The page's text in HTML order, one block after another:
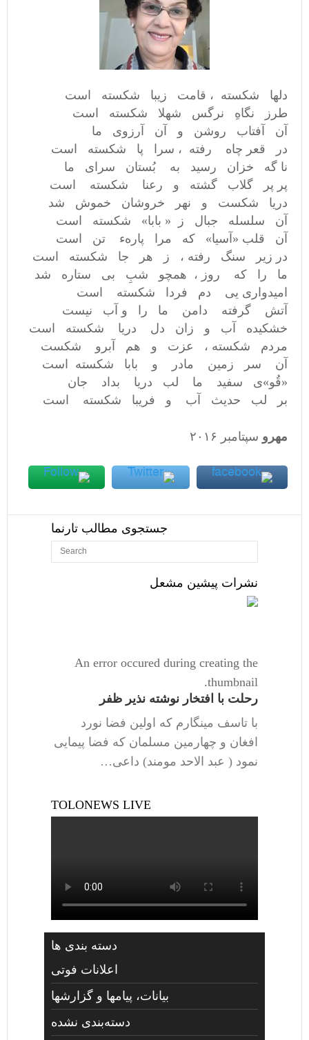
دلها شکسته ، قامت زیبا شکسته است
طرز نگاهِ نرگس شهلا شکسته است
آن آفتاب روشن و آن آرزوی ما
در قعر چاه رفته ، سرا پا شکسته است
نا گه خزان رسید به بُستان سرای ما
پر پر گلاب گشته و رعنا شکسته است
دریا شکست و نهر خروشان خموش شد
آن سلسله جبال ز « بابا» شکسته است
آن قلب «آسیا» که مرا پارهء تن است
در زیر سنگ رفته ، ز هر جا شکسته است
ما را که روز ، همچو شبِ بی ستاره شد
امیدواری یی دم فردا شکسته است
آتش گرفته دامن ما را و آب نیست
خشکیده آب و زان دل دریا شکسته است
مردم شکسته ، عزت‌ و هم آبرو شکست
آن سر زمین مادر و بابا شکسته است
«قُو»ی سفید ما لب دریا بداد جان
بر لب حدیث آب و فریبا شکسته است
مهرو سپتامبر ۲۰۱۶
جستجوی مطالب تارنما
نشرات پیشین مشعل
An error occured during creating the
thumbnail.
رحلت با افتخار نوشته نذیر ظفر
با تاسف مینگارم که اولین فضا نورد
افغان و چهارمین مسلمان که فضا پیمایی
نمود ( عبد الاحد مومند) داعی…
TOLONEWS LIVE
دسته بندی ها
اعلانات فوتی
بیانات، پیامها و گزارشها
دسته‌بندی نشده